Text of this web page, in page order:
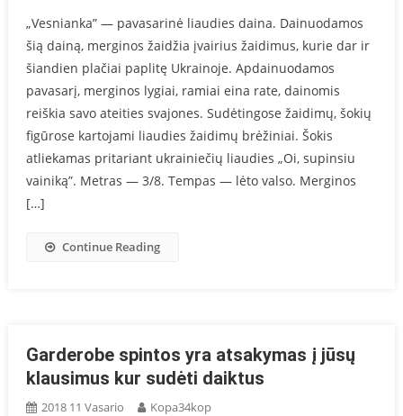
„Vesnianka” — pavasarinė liaudies daina. Dainuodamos
šią dainą, merginos žaidžia įvairius žaidimus, kurie dar ir
šiandien plačiai paplitę Ukrainoje. Apdainuodamos
pavasarį, merginos lygiai, ramiai eina rate, dainomis
reiškia savo ateities svajones. Sudėtingose žaidimų, šokių
figūrose kartojami liaudies žaidimų brėžiniai. Šokis
atliekamas pritariant ukrainiečių liaudies „Oi, supinsiu
vainiką”. Metras — 3/8. Tempas — lėto valso. Merginos
[…]
Continue Reading
Garderobe spintos yra atsakymas į jūsų
klausimus kur sudėti daiktus
2018 11 Vasario Kopa34kop